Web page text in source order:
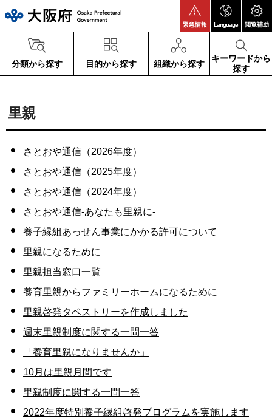
緊急情報 Language 閲覧補助
分類から探す 目的から探す 組織から探す
キーワードから
探す
里親
さとおや通信（2026年度）
さとおや通信（2025年度）
さとおや通信（2024年度）
さとおや通信-あなたも里親に-
養子縁組あっせん事業にかかる許可について
里親になるために
里親担当窓口一覧
養育里親からファミリーホームになるために
里親啓発タペストリーを作成しました
週末里親制度に関する一問一答
「養育里親になりませんか」
10月は里親月間です
里親制度に関する一問一答
2022年度特別養子縁組啓発プログラムを実施します